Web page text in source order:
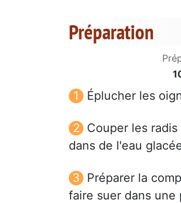
Préparation
Éplucher les
Couper les
dans de l'eau
Préparer la
faire suer dans